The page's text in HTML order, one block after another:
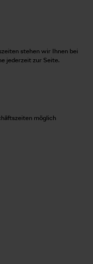
stehen wir Ihnen bei
jederzeit zur Seite.
möglich